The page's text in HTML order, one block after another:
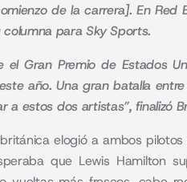
de la carrera]. En
para Sky Sports.
Gran Premio de Estados
año. Una gran batalla
a estos dos artistas”, finalizó
elogió a ambos
que Lewis Hamilton